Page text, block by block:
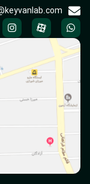
info@keyvanlab.com